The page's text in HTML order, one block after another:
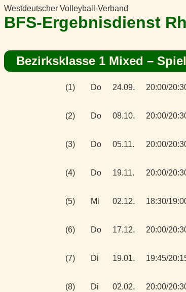
Westdeutscher Volleyball-Verband
BFS-Ergebnisdienst
Bezirksklasse 1 Mixed –
(1) Do 24.09. 20:00/
(2) Do 08.10. 20:00/
(3) Do 05.11. 20:00/
(4) Do 19.11. 20:00/
(5) Mi 02.12. 18:30/
(6) Do 17.12. 20:00/
(7) Di 19.01. 19:45/
(8) Di 02.02. 20:00/